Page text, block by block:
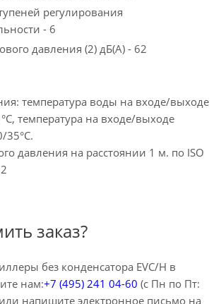
регулирования
- 6
давления (2) дБ(A) - 62
температура воды на входе/выходе
температура на входе/выходе
35°C.
давления на расстоянии 1 м. по ISO
заказ?
без конденсатора EVC/H в
нам:+7 (495) 241 04-60 (с Пн по Пт:
напишите электронное письмо на